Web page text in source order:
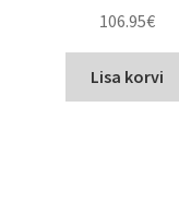
106.95€
Lisa korvi